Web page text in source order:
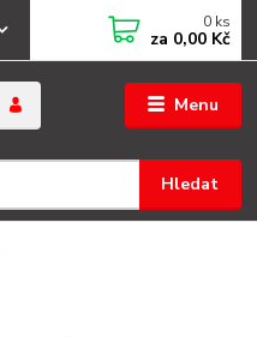
Menu
Hledat
0 ks
za 0,00 Kč